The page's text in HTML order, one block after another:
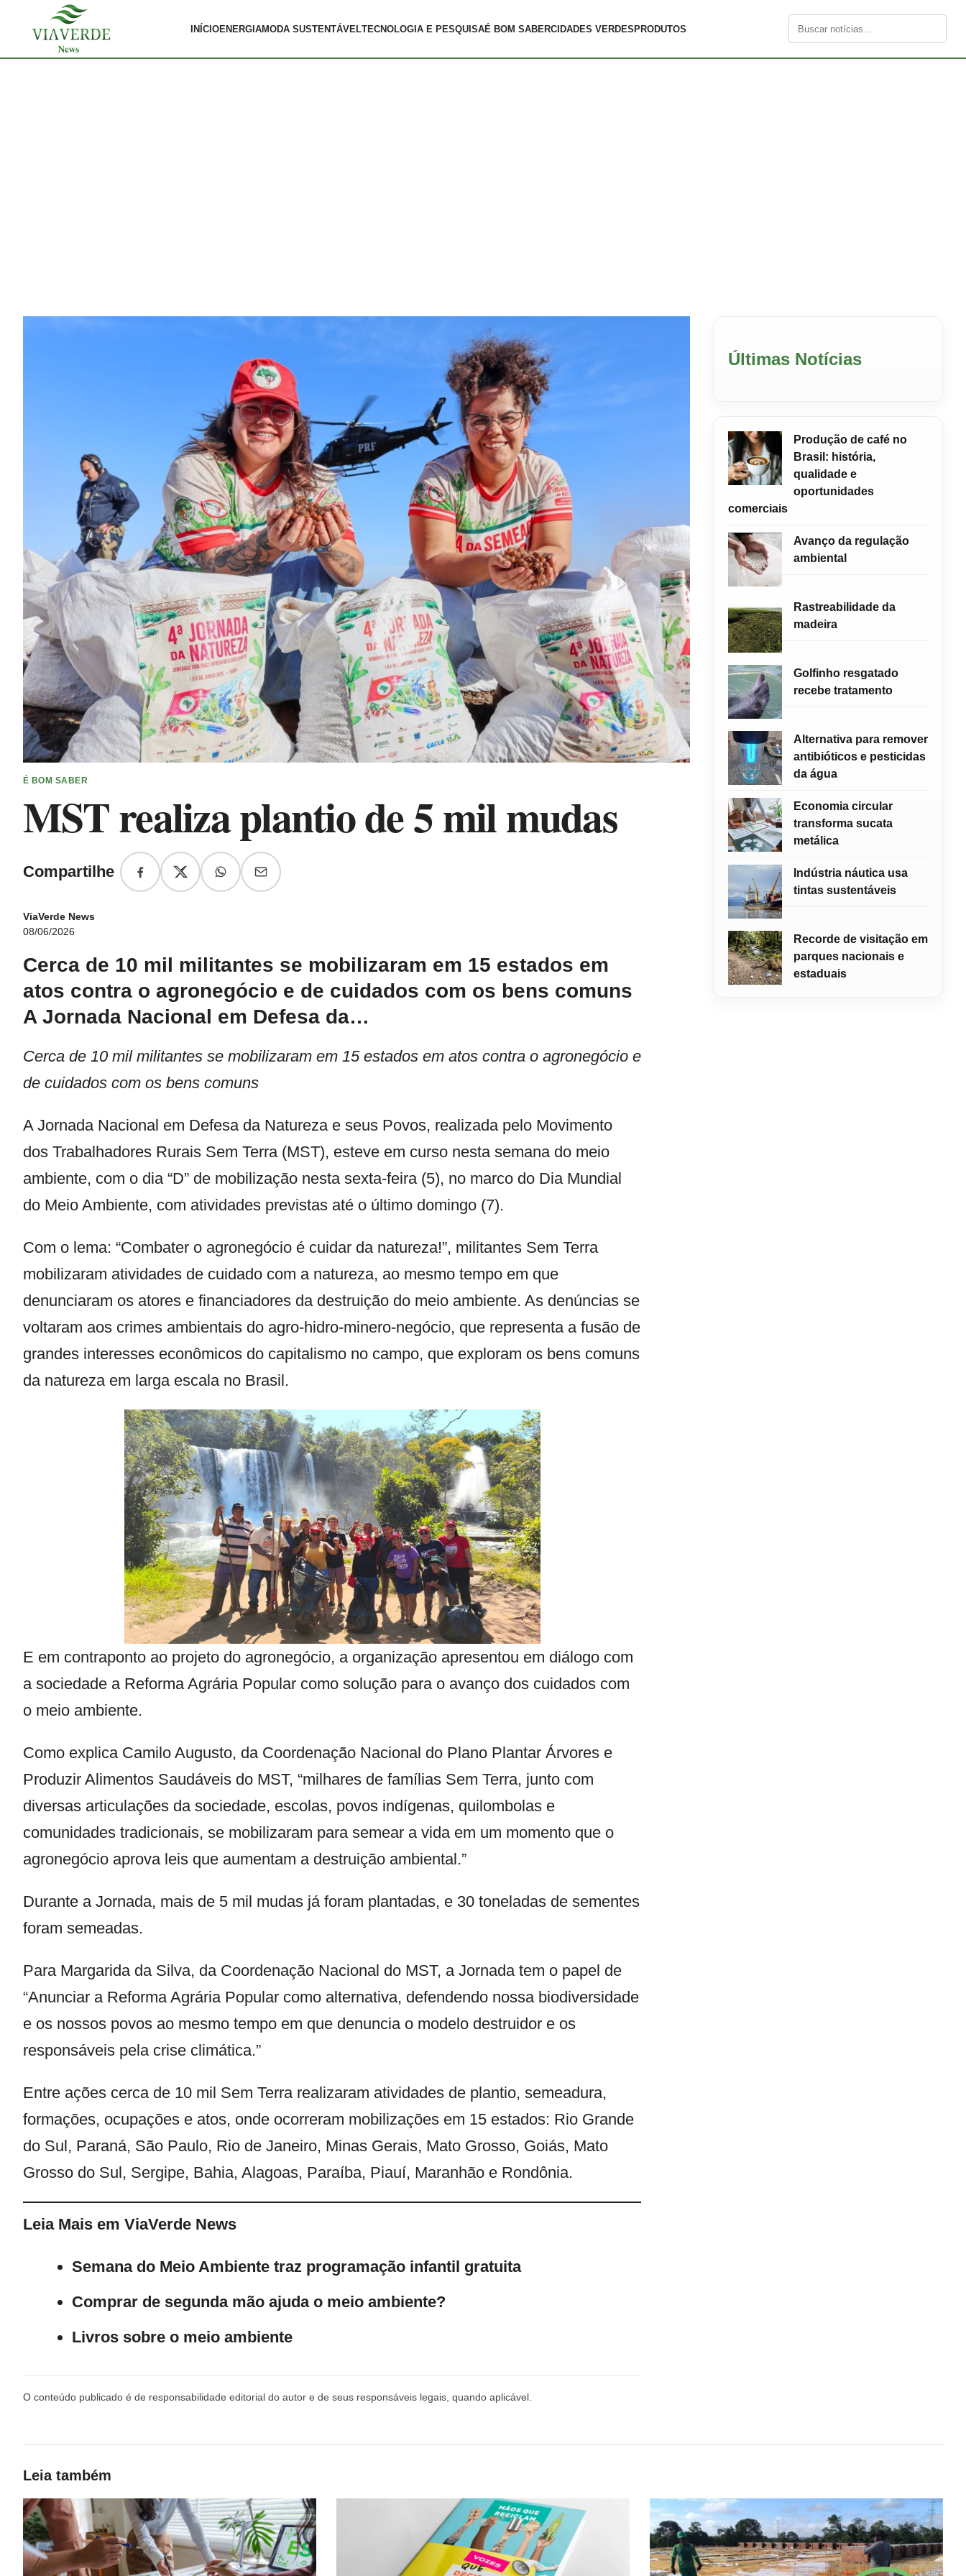
INÍCIOENERGIAMODA SUSTENTÁVELTECNOLOGIA E PESQUISAÉ BOM SABERCIDADES VERDES PRODUTOS
Buscar
É BOM SABER
MST realiza plantio de 5 mil mudas
Compartilhe
ViaVerde News
08/06/2026
Cerca de 10 mil militantes se mobilizaram em 15 estados em
atos contra o agronegócio e de cuidados com os bens comuns
A Jornada Nacional em Defesa da…
Cerca de 10 mil militantes se mobilizaram em 15 estados em atos contra o agronegócio e
de cuidados com os bens comuns
A Jornada Nacional em Defesa da Natureza e seus Povos, realizada pelo Movimento
dos Trabalhadores Rurais Sem Terra (MST), esteve em curso nesta semana do meio
ambiente, com o dia “D” de mobilização nesta sexta-feira (5), no marco do Dia Mundial
do Meio Ambiente, com atividades previstas até o último domingo (7).
Com o lema: “Combater o agronegócio é cuidar da natureza!”, militantes Sem Terra
mobilizaram atividades de cuidado com a natureza, ao mesmo tempo em que
denunciaram os atores e financiadores da destruição do meio ambiente. As denúncias se
voltaram aos crimes ambientais do agro-hidro-minero-negócio, que representa a fusão de
grandes interesses econômicos do capitalismo no campo, que exploram os bens comuns
da natureza em larga escala no Brasil.
E em contraponto ao projeto do agronegócio, a organização apresentou em diálogo com
a sociedade a Reforma Agrária Popular como solução para o avanço dos cuidados com
o meio ambiente.
Como explica Camilo Augusto, da Coordenação Nacional do Plano Plantar Árvores e
Produzir Alimentos Saudáveis do MST, “milhares de famílias Sem Terra, junto com
diversas articulações da sociedade, escolas, povos indígenas, quilombolas e
comunidades tradicionais, se mobilizaram para semear a vida em um momento que o
agronegócio aprova leis que aumentam a destruição ambiental.”
Durante a Jornada, mais de 5 mil mudas já foram plantadas, e 30 toneladas de sementes
foram semeadas.
Para Margarida da Silva, da Coordenação Nacional do MST, a Jornada tem o papel de
“Anunciar a Reforma Agrária Popular como alternativa, defendendo nossa biodiversidade
e os nossos povos ao mesmo tempo em que denuncia o modelo destruidor e os
responsáveis pela crise climática.”
Entre ações cerca de 10 mil Sem Terra realizaram atividades de plantio, semeadura,
formações, ocupações e atos, onde ocorreram mobilizações em 15 estados: Rio Grande
do Sul, Paraná, São Paulo, Rio de Janeiro, Minas Gerais, Mato Grosso, Goiás, Mato
Grosso do Sul, Sergipe, Bahia, Alagoas, Paraíba, Piauí, Maranhão e Rondônia.
Leia Mais em ViaVerde News
Semana do Meio Ambiente traz programação infantil gratuita
Comprar de segunda mão ajuda o meio ambiente?
Livros sobre o meio ambiente
O conteúdo publicado é de responsabilidade editorial do autor e de seus responsáveis legais, quando aplicável.
Últimas Notícias
Produção de café no
Brasil: história,
qualidade e
oportunidades
comerciais
Avanço da regulação
ambiental
Rastreabilidade da
madeira
Golfinho resgatado
recebe tratamento
Alternativa para remover
antibióticos e pesticidas
da água
Economia circular
transforma sucata
metálica
Indústria náutica usa
tintas sustentáveis
Recorde de visitação em
parques nacionais e
estaduais
Leia também